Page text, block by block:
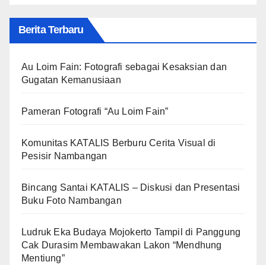
Berita Terbaru
Au Loim Fain: Fotografi sebagai Kesaksian dan
Gugatan Kemanusiaan
Pameran Fotografi “Au Loim Fain”
Komunitas KATALIS Berburu Cerita Visual di
Pesisir Nambangan
Bincang Santai KATALIS – Diskusi dan Presentasi
Buku Foto Nambangan
Ludruk Eka Budaya Mojokerto Tampil di Panggung
Cak Durasim Membawakan Lakon “Mendhung
Mentiung”